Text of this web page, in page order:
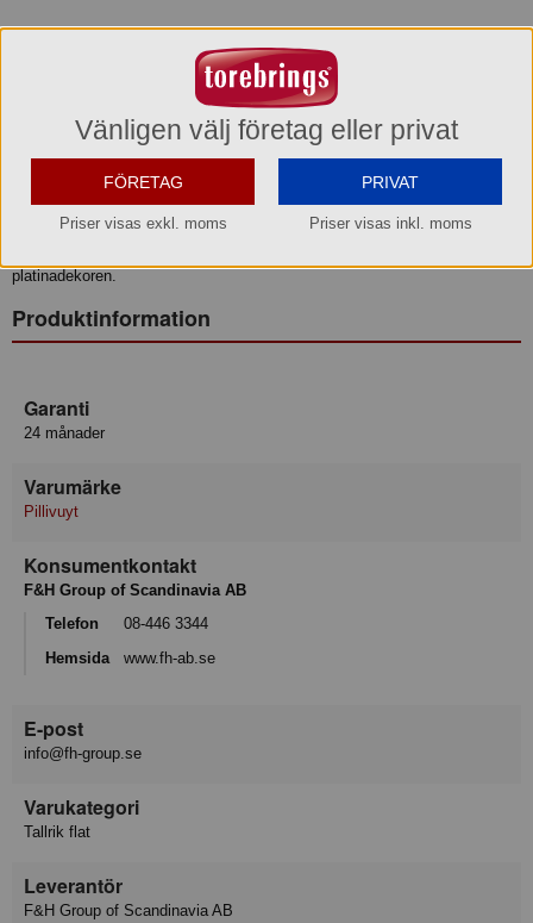
Garanti: Livslång bruksgaranti, 2 års porslinsgaranti
Vienne Plissé är med sin fina patinadekor en exklusiv utgåva av den
klassiska Plissé-serien. Serien Vienne är uppkallad efter den lilla franska
staden med samma namn, belägen söder om Lyon. Staden är omgiven
av solros- och vetefält samt vingårdar och ligger i vinregionen Côtes du
platinadekoren.
Produktinformation
Garanti
24 månader
Varumärke
Pillivuyt
Konsumentkontakt
F&H Group of Scandinavia AB
Telefon
08-446 3344
Hemsida
www.fh-ab.se
E-post
info@fh-group.se
Varukategori
Tallrik flat
Leverantör
F&H Group of Scandinavia AB
Vänligen välj företag eller privat
FÖRETAG
Priser visas exkl. moms
PRIVAT
Priser visas inkl. moms